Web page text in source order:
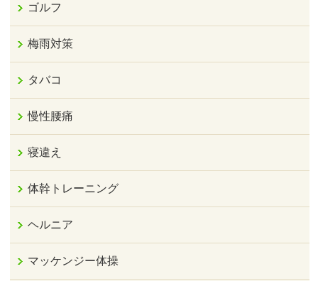
ゴルフ
梅雨対策
タバコ
慢性腰痛
寝違え
体幹トレーニング
ヘルニア
マッケンジー体操